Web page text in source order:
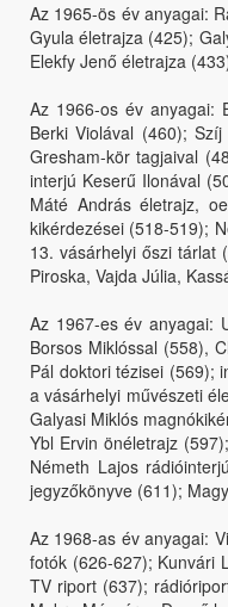
Az 1965-ös év anyagai:
Gyula életrajza (425);
Elekfy Jenő életrajza
Az 1966-os év anyagai:
Berki Violával (460);
Gresham-kör tagjaival
interjú Keserű Ilonával
Máté András életrajz,
kikérdezései (518-519);
13. vásárhelyi őszi tárlat
Piroska, Vajda Júlia,
Az 1967-es év anyagai:
Borsos Miklóssal (558),
Pál doktori tézisei (569);
a vásárhelyi művészeti
Galyasi Miklós
Ybl Ervin önéletrajz
Németh Lajos
jegyzőkönyve (611);
Az 1968-as év anyagai:
fotók (626-627); Kunvári
TV riport (637);